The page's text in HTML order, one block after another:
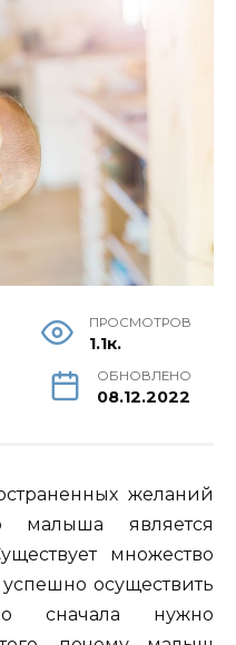
ПРОСМОТРОВ
1.1к.
ОБНОВЛЕНО
08.12.2022
желаний
малыша является
множество
осуществить
сначала нужно